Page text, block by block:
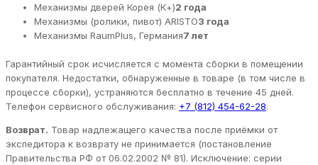
Механизмы дверей Корея (К+)2 года
Механизмы (ролики, пивот) ARISTO3 года
Механизмы RaumPlus, Германия7 лет
Гарантийный срок исчисляется с момента сборки в помещении
покупателя. Недостатки, обнаруженные в товаре (в том числе в
процессе сборки), устраняются бесплатно в течение 45 дней.
Телефон сервисного обслуживания: +7 (812) 454-62-28.
Возврат. Товар надлежащего качества после приёмки от
экспедитора к возврату не принимается (постановление
Правительства РФ от 06.02.2002 № 81). Исключение: серии